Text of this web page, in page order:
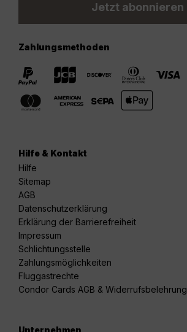
Jetzt abonnieren
Zahlungsmethoden
Hilfe & Kontakt
Hilfe
Sitemap
AGB
Datenschutzerklärung
Erklärung der Barrierefreiheit
Impressum
Schlichtungsstelle
Zahlungsmöglichkeiten
Fluggastrechte
Condor Cards AGB & Widerrufsbelehrung